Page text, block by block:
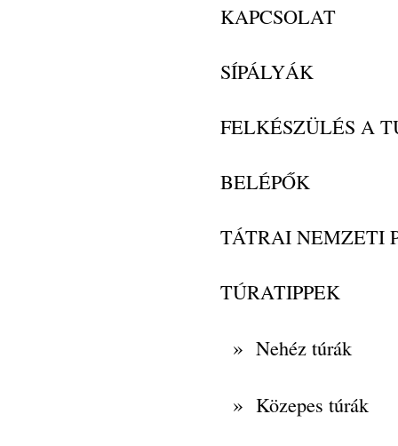
KAPCSOLAT
SÍPÁLYÁK
FELKÉSZÜLÉS A
BELÉPŐK
TÁTRAI NEMZETI
TÚRATIPPEK
» Nehéz túrák
» Közepes túrák